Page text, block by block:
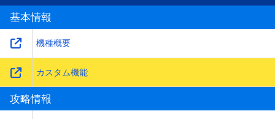
基本情報
機種概要
カスタム機能
攻略情報